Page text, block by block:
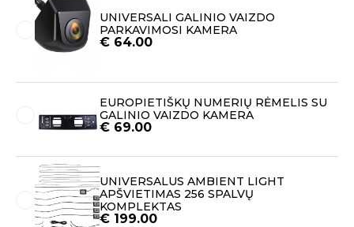
UNIVERSALI GALINIO VAIZDO
PARKAVIMOSI KAMERA
€ 64.00
EUROPIETIŠKŲ NUMERIŲ RĖMELIS SU
GALINIO VAIZDO KAMERA
€ 69.00
UNIVERSALUS AMBIENT LIGHT
APŠVIETIMAS 256 SPALVŲ
KOMPLEKTAS
€ 199.00